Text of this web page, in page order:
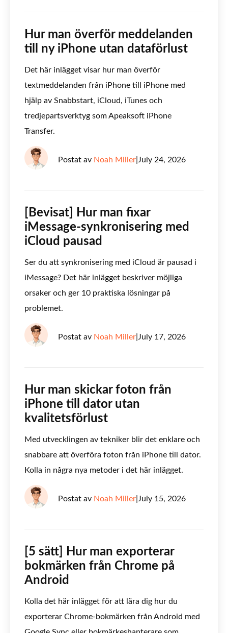
Hur man överför meddelanden
till ny iPhone utan dataförlust
Det här inlägget visar hur man överför
textmeddelanden från iPhone till iPhone med
hjälp av Snabbstart, iCloud, iTunes och
tredjepartsverktyg som Apeaksoft iPhone
Transfer.
Postat av Noah Miller July 24, 2026
[Bevisat] Hur man fixar
iMessage-synkronisering med
iCloud pausad
Ser du att synkronisering med iCloud är pausad i
iMessage? Det här inlägget beskriver möjliga
orsaker och ger 10 praktiska lösningar på
problemet.
Postat av Noah Miller July 17, 2026
Hur man skickar foton från
iPhone till dator utan
kvalitetsförlust
Med utvecklingen av tekniker blir det enklare och
snabbare att överföra foton från iPhone till dator.
Kolla in några nya metoder i det här inlägget.
Postat av Noah Miller July 15, 2026
[5 sätt] Hur man exporterar
bokmärken från Chrome på
Android
Kolla det här inlägget för att lära dig hur du
exporterar Chrome-bokmärken från Android med